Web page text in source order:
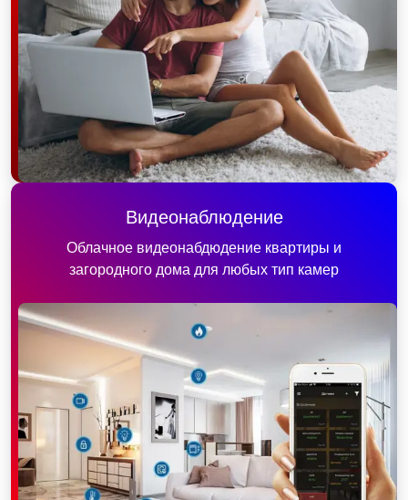
Видеонаблюдение
Облачное видеонабдюдение квартиры и
загородного дома для любых тип камер